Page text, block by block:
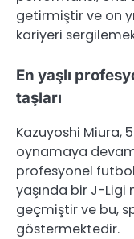
getirmiştir ve on
kariyeri
En yaşlı
taşları
Kazuyoshi Miura,
oynamaya
profesyonel
yaşında bir J-Ligi
geçmiştir ve bu,
göstermektedir.